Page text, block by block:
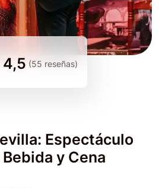
4,5 (55 reseñas)
Espectáculo
y Cena